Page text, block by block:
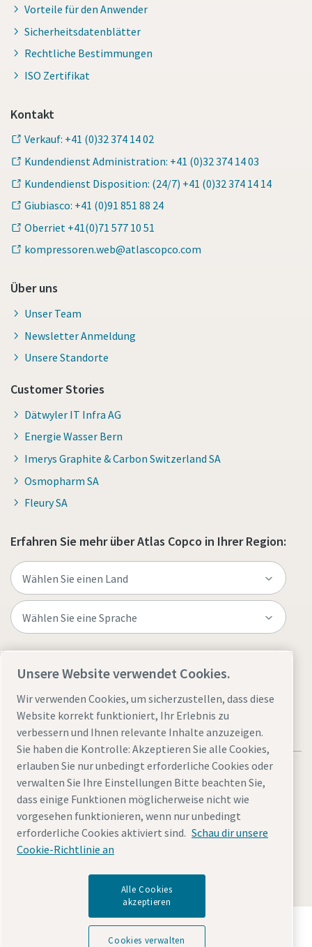
Vorteile für den Anwender
Sicherheitsdatenblätter
Rechtliche Bestimmungen
ISO Zertifikat
Kontakt
Verkauf: +41 (0)32 374 14 02
Kundendienst Administration: +41 (0)32 374 14 03
Kundendienst Disposition: (24/7) +41 (0)32 374 14 14
Giubiasco: +41 (0)91 851 88 24
Oberriet +41(0)71 577 10 51
kompressoren.web@atlascopco.com
Über uns
Unser Team
Newsletter Anmeldung
Unsere Standorte
Customer Stories
Dätwyler IT Infra AG
Energie Wasser Bern
Imerys Graphite & Carbon Switzerland SA
Osmopharm SA
Fleury SA
Erfahren Sie mehr über Atlas Copco in Ihrer Region:
Rechtliche Hinweise und Datenschutzerklärung
Cookies verwaltenBarrierefreiheit
© 2026 Atlas Copco (Schweiz) AG
Entdecken Sie, wie die Atlas Copco Group
Technologien ermöglicht, die die Zukunft verändern.
Unsere Website verwendet Cookies.
Wir verwenden Cookies, um sicherzustellen, dass diese
Website korrekt funktioniert, Ihr Erlebnis zu
verbessern und Ihnen relevante Inhalte anzuzeigen.
Sie haben die Kontrolle: Akzeptieren Sie alle Cookies,
erlauben Sie nur unbedingt erforderliche Cookies oder
verwalten Sie Ihre Einstellungen Bitte beachten Sie,
dass einige Funktionen möglicherweise nicht wie
vorgesehen funktionieren, wenn nur unbedingt
erforderliche Cookies aktiviert sind. Schau dir unsere
Cookie-Richtlinie an
Alle Cookies
akzeptieren
Cookies verwalten